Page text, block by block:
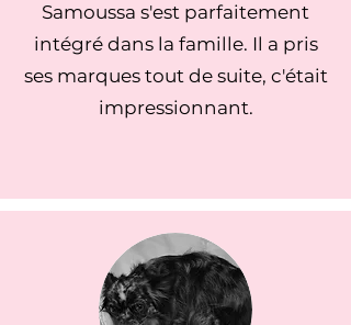
Samoussa s'est parfaitement
intégré dans la famille. Il a pris
ses marques tout de suite, c'était
impressionnant.